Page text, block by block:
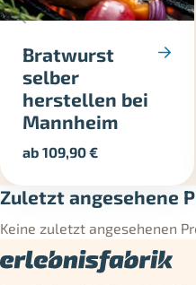
Bratwurst
selber
herstellen bei
Mannheim
ab109,90€
Zuletzt angesehene
Keine zuletzt angesehenen